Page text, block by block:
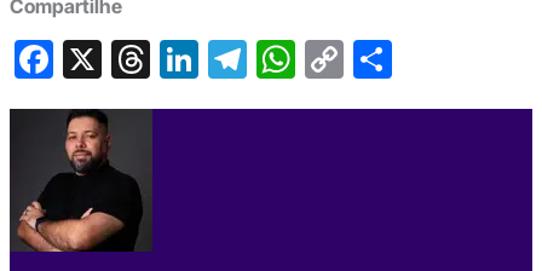
Compartilhe
F
a
c
e
b
o
X T
hr
s
Li
n
T
el
W
h
C
o
S
h